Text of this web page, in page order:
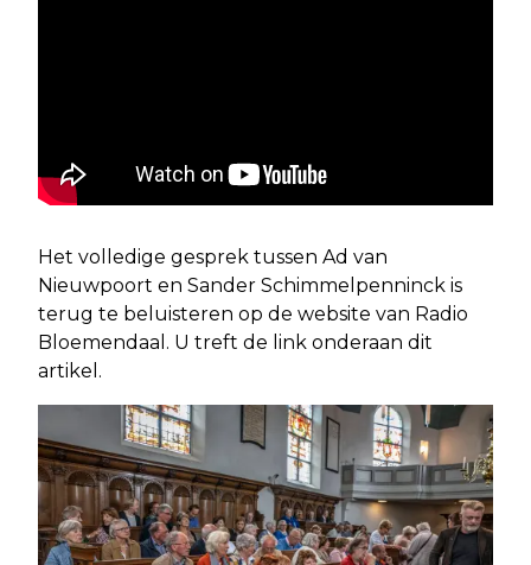
Het volledige gesprek tussen Ad van
Nieuwpoort en Sander Schimmelpenninck is
terug te beluisteren op de website van Radio
Bloemendaal. U treft de link onderaan dit
artikel.